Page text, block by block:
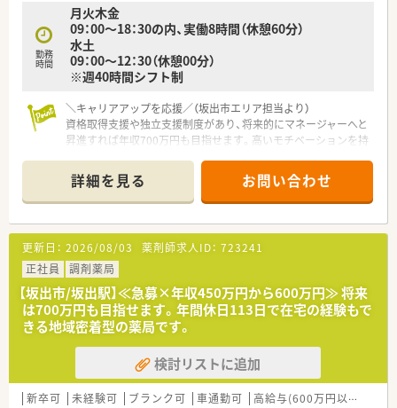
勤務
時間
月火木金
09：00～18：30の内、実働8時間（休憩60分）
水土
09：00～12：30（休憩00分）
※週40時間シフト制
＼キャリアアップを応援／（坂出市エリア担当より）
資格取得支援や独立支援制度があり、将来的にマネージャーへと
昇進すれば年収700万円も目指せます。高いモチベーションを持
＊------------------------------------------＊
【店舗情報と応需状況について】
■最寄り駅である坂出駅から車で5分の好立地となっており、皮
膚科の処方箋をメインに応需している調剤薬局です。
■1日あたりの処方箋受付枚数は60枚から70枚程度で、特定の医
療機関から集中して調剤業務を請け負っています。
■皮膚科の専門的な知識を深く学びたい方に最適な環境であり、
処方箋の扱いを通じてスキルを高めることが可能です。
【法人特徴について】
■坂出市を中心に地域に根差した調剤薬局を5店舗展開してお
り、店舗間での応援体制も非常に充実しています。
■社長自らが日々店舗の現場に立って業務を行っているため、風
通しが良く意見をダイレクトに伝えやすい環境です。
詳細を見る お問い合わせ
更新日： 2026/08/03 薬剤師求人ID： 723241
正社員
調剤薬局
【坂出市/坂出駅】≪急募×年収450万円から600万円≫ 将来
は700万円も目指せます。年間休日113日で在宅の経験もで
きる地域密着型の薬局です。
検討リストに追加
新卒可 未経験可 ブランク可 車通勤可 高給与(600万円以上)